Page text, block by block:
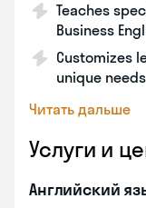
Teaches
Business
Customizes
unique needs
Читать дальше
Услуги и
Английский